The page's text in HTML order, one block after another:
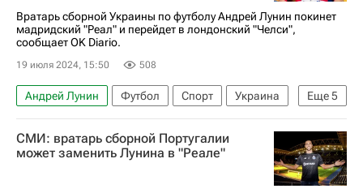
Вратарь сборной Украины по футболу Андрей Лунин покинет
мадридский "Реал" и перейдет в лондонский "Челси",
сообщает OK Diario.
19 июля 2024, 15:50 508
Еще5
Андрей Лунин Футбол Спорт
Украина
Кепа Аррисабалага
Челси
Реал Мадрид
Испания
Англия
СМИ: вратарь сборной Португалии
может заменить Лунина в "Реале"